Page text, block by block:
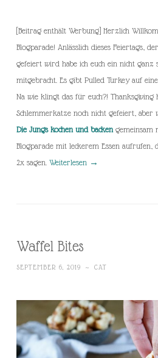
[Beitrag enthält Werbung] Herzlich
Blogparade! Anlässlich dieses Feiertags,
gefeiert wird habe ich euch ein nicht ganz
mitgebracht. Es gibt Pulled Turkey auf
Na wie klingt das für euch?! Thanksgiving
Schlemmerkatze noch nicht gefeiert, aber
Die Jungs kochen und backengemeinsam
Blogparade mit leckerem Essen aufrufen,
2x sagen. Weiterlesen →
Waffel Bites
SEPTEMBER 6, 2019 ~ CAT